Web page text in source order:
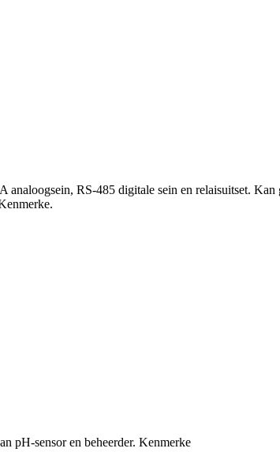
RS-485 digitale sein en relaisuitset.
pH-sensor en beheerder. Kenmerke